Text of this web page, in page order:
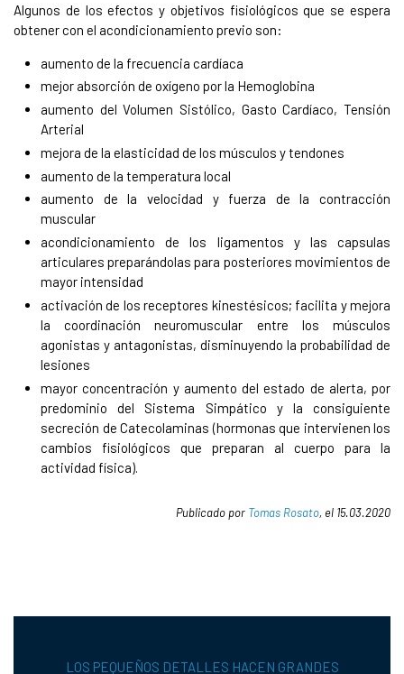
Algunos de los efectos y objetivos fisiológicos que se espera
obtener con el acondicionamiento previo son:
aumento de la frecuencia cardíaca
mejor absorción de oxígeno por la Hemoglobina
aumento del Volumen Sistólico, Gasto Cardíaco, Tensión
Arterial
mejora de la elasticidad de los músculos y tendones
aumento de la temperatura local
aumento de la velocidad y fuerza de la contracción
muscular
acondicionamiento de los ligamentos y las capsulas
articulares preparándolas para posteriores movimientos de
mayor intensidad
activación de los receptores kinestésicos; facilita y mejora
la coordinación neuromuscular entre los músculos
agonistas y antagonistas, disminuyendo la probabilidad de
lesiones
mayor concentración y aumento del estado de alerta, por
predominio del Sistema Simpático y la consiguiente
secreción de Catecolaminas (hormonas que intervienen los
cambios fisiológicos que preparan al cuerpo para la
actividad física).
Publicado por Tomas Rosato, el 15.03.2020
LOS PEQUEÑOS DETALLES HACEN GRANDES